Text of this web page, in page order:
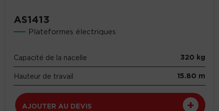
AS1413
Plateformes électriques
Capacité de la nacelle 320 kg
Hauteur de travail 15.80 m
AJOUTER AU DEVIS